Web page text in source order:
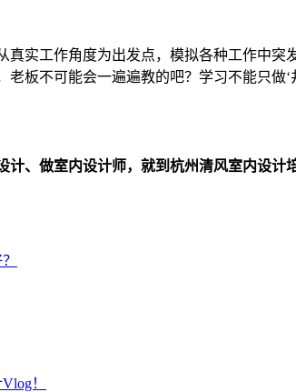
实工作角度为出发点，模拟各种工作中
板不可能会一遍遍教的吧？学习不能只
、做室内设计师，就到杭州清风室内设
！